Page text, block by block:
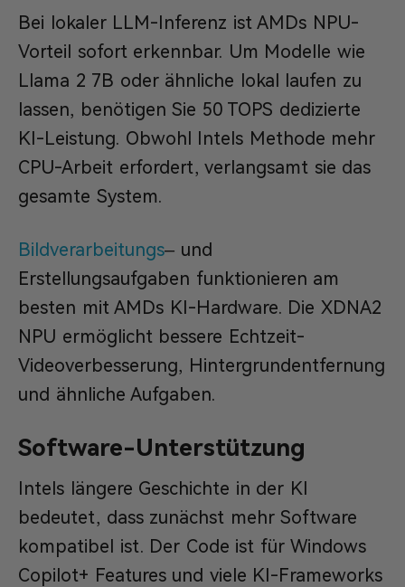
Bei lokaler LLM-Inferenz ist AMDs NPU-
Vorteil sofort erkennbar. Um Modelle wie
Llama 2 7B oder ähnliche lokal laufen zu
lassen, benötigen Sie 50 TOPS dedizierte
KI-Leistung. Obwohl Intels Methode mehr
CPU-Arbeit erfordert, verlangsamt sie das
gesamte System.
Bildverarbeitungs– und
Erstellungsaufgaben funktionieren am
besten mit AMDs KI-Hardware. Die XDNA2
NPU ermöglicht bessere Echtzeit-
Videoverbesserung, Hintergrundentfernung
und ähnliche Aufgaben.
Software-Unterstützung
Intels längere Geschichte in der KI
bedeutet, dass zunächst mehr Software
kompatibel ist. Der Code ist für Windows
Copilot+ Features und viele KI-Frameworks